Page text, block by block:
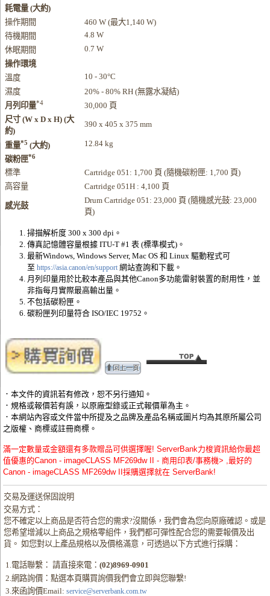
耗電量 (大約)
操作期間
460 W (最大1,140 W)
待機期間
4.8 W
休眠期間
0.7 W
操作環境
溫度
10 - 30°C
濕度
20% - 80% RH (無露水凝結)
月列印量*4
30,000 頁
尺寸 (W x D x H) (大
約)
390 x 405 x 375 mm
重量*5 (大約)
12.84 kg
碳粉匣*6
標準
Cartridge 051: 1,700 頁 (隨機碳粉匣: 1,700 頁)
高容量
Cartridge 051H : 4,100 頁
感光鼓
Drum Cartridge 051: 23,000 頁 (隨機感光鼓: 23,000
頁)
掃描解析度 300 x 300 dpi。
傳真記憶體容量根據 ITU-T #1 表 (標準模式)。
最新Windows, Windows Server, Mac OS 和 Linux 驅動程式可
至 https://asia.canon/en/support 網站查詢和下載。
月列印量用於比較本產品與其他Canon多功能雷射裝置的耐用性，並
非指每月實際最高輸出量。
不包括碳粉匣。
碳粉匣列印量符合 ISO/IEC 19752。
．本文件的資訊若有修改，恕不另行通知。
．規格或報價若有誤，以原廠型錄或正式報價單為主。
．本網站內容或文件當中所提及之品牌及產品名稱或圖片均為其原所屬公司
之版權、商標或註冊商標。
滿一定數量或金額還有多款贈品可供選擇喔! ServerBank力梭資訊給你最超
值優惠的Canon - imageCLASS MF269dw II - 商用印表/事務機> ,最好的
Canon - imageCLASS MF269dw II採購選擇就在 ServerBank!
交易及運送保固說明
交易方式：
您不確定以上商品是否符合您的需求?沒關係，我們會為您向原廠確認。或是
您希望增減以上商品之規格零組件，我們都可彈性配合您的需要報價及出
貨。 如您對以上產品規格以及價格滿意，可透過以下方式進行採購：
1.電話聯繫： 請直接來電：(02)8969-0901
2.網路詢價：點選本頁購買詢價我們會立即與您聯繫!
3.來函詢價Email: service@serverbank.com.tw